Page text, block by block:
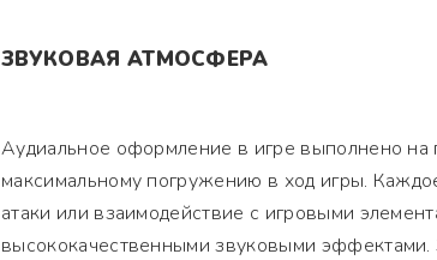
ЗВУКОВАЯ АТМОСФЕРА
Аудиальное оформление в игре выполнено
максимальному погружению в ход игры.
атаки или взаимодействие с игровыми
высококачественными звуковыми